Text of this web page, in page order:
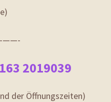
2019039
der Öffnungszeiten)